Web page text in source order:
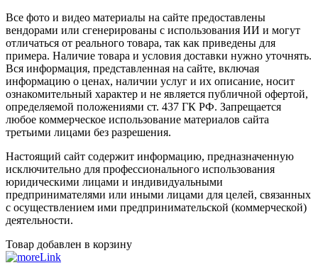
Все фото и видео материалы на сайте предоставлены
вендорами или сгенерированы с использования ИИ и могут
отличаться от реального товара, так как приведены для
примера. Наличие товара и условия доставки нужно уточнять.
Вся информация, представленная на сайте, включая
информацию о ценах, наличии услуг и их описание, носит
ознакомительный характер и не является публичной офертой,
определяемой положениями ст. 437 ГК РФ. Запрещается
любое коммерческое использование материалов сайта
третьими лицами без разрешения.
Настоящий сайт содержит информацию, предназначенную
исключительно для профессионального использования
юридическими лицами и индивидуальными
предпринимателями или иными лицами для целей, связанных
с осуществлением ими предпринимательской (коммерческой)
деятельности.
Товар добавлен в корзину